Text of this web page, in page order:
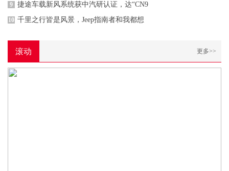
9 捷途车载新风系统获中汽研认证，达“CN9
10 千里之行皆是风景，Jeep指南者和我都想
滚动 更多>>